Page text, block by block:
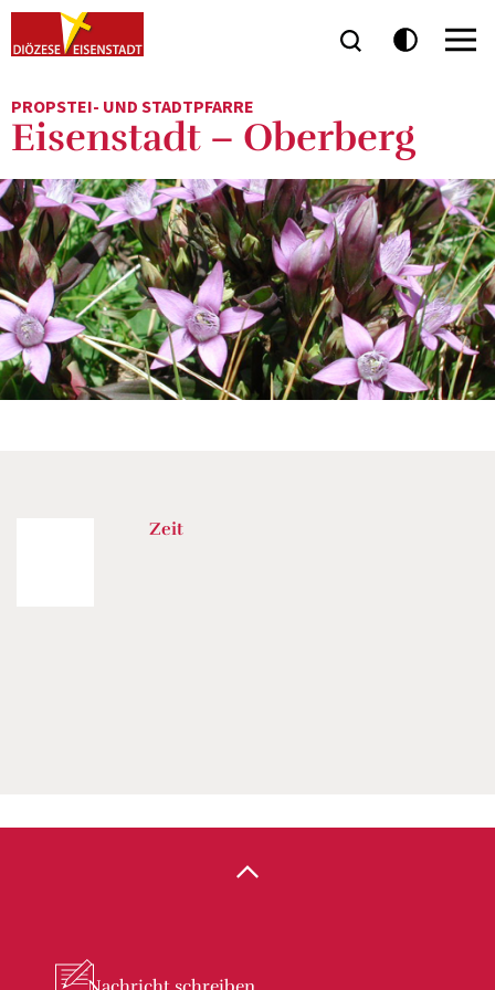
PROPSTEI- UND STADTPFARRE
Eisenstadt – Oberberg
Zeit